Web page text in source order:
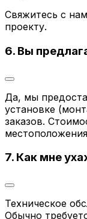
Свяжитесь с
проекту.
6. Вы
Да, мы
установке
заказов.
7. Как мне
Техническое
Обычно